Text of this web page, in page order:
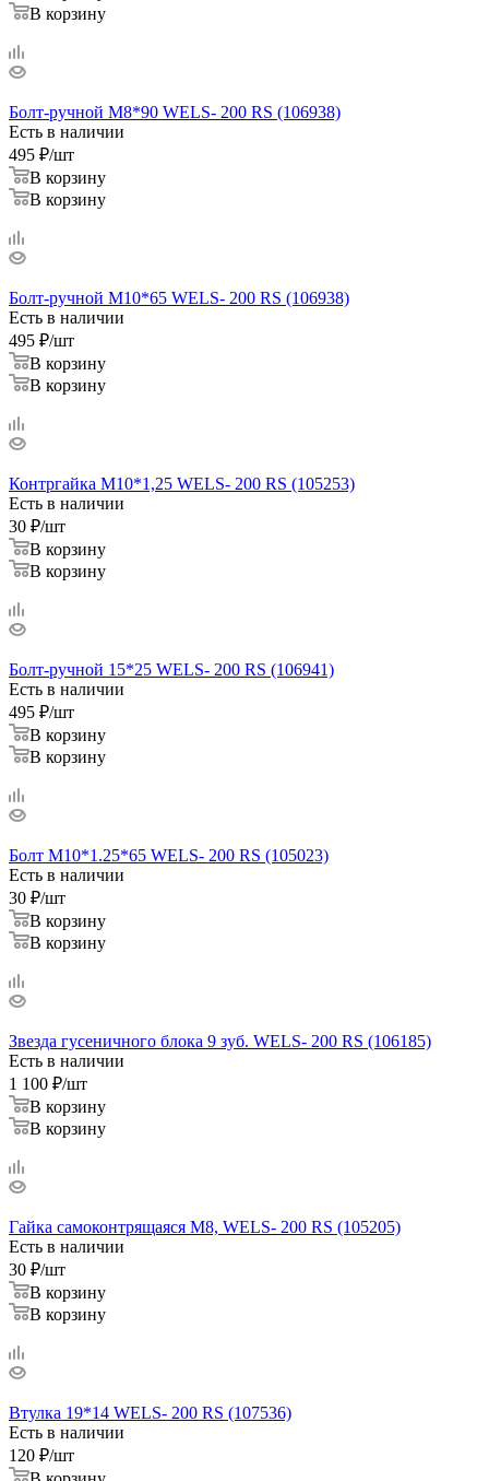
В корзину
Болт-ручной M8*90 WELS- 200 RS (106938)
Есть в наличии
495 ₽/шт
В корзину
В корзину
Болт-ручной M10*65 WELS- 200 RS (106938)
Есть в наличии
495 ₽/шт
В корзину
В корзину
Контргайка М10*1,25 WELS- 200 RS (105253)
Есть в наличии
30 ₽/шт
В корзину
В корзину
Болт-ручной 15*25 WELS- 200 RS (106941)
Есть в наличии
495 ₽/шт
В корзину
В корзину
Болт M10*1.25*65 WELS- 200 RS (105023)
Есть в наличии
30 ₽/шт
В корзину
В корзину
Звезда гусеничного блока 9 зуб. WELS- 200 RS (106185)
Есть в наличии
1 100 ₽/шт
В корзину
В корзину
Гайка самоконтрящаяся М8, WELS- 200 RS (105205)
Есть в наличии
30 ₽/шт
В корзину
В корзину
Втулка 19*14 WELS- 200 RS (107536)
Есть в наличии
120 ₽/шт